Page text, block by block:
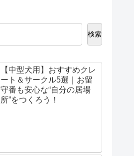
検索
【中型犬用】おすすめクレ
ート＆サークル5選｜お留
守番も安心な“自分の居場
所”をつくろう！